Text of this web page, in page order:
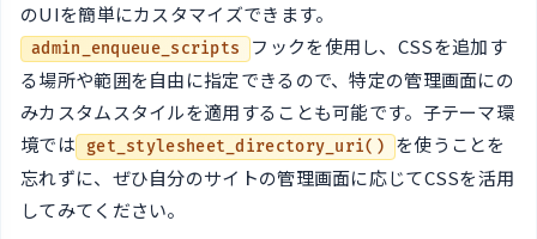
のUIを簡単にカスタマイズできます。
admin_enqueue_scripts
フックを使用し、CSSを追加す
る場所や範囲を自由に指定できるので、特定の管理画面にの
みカスタムスタイルを適用することも可能です。子テーマ環
境では
get_stylesheet_directory_uri()
を使うことを
忘れずに、ぜひ自分のサイトの管理画面に応じてCSSを活用
してみてください。